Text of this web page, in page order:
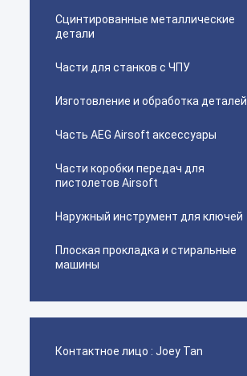
Сцинтированные металлические
детали
Части для станков с ЧПУ
Изготовление и обработка деталей
Часть AEG Airsoft аксессуары
Части коробки передач для
пистолетов Airsoft
Наружный инструмент для ключей
Плоская прокладка и стиральные
машины
Контактное лицо : Joey Tan